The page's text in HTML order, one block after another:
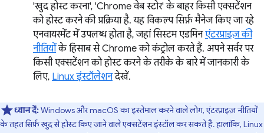
'खुद होस्ट करना', 'Chrome वेब स्टोर' के बाहर किसी एक्सटेंशन
को होस्ट करने की प्रक्रिया है. यह विकल्प सिर्फ़ मैनेज किए जा रहे
एनवायरमेंट में उपलब्ध होता है, जहां सिस्टम एडमिनएंटरप्राइज़ की
नीतियोंके हिसाब से Chrome को कंट्रोल करते हैं. अपने सर्वर पर
किसी एक्सटेंशन को होस्ट करने के तरीके के बारे में जानकारी के
लिए, Linux इंस्टॉलेशनदेखें.
ध्यान दें:Windows और macOS का इस्तेमाल करने वाले लोग, एंटरप्राइज़ नीतियों
के तहत सिर्फ़ खुद से होस्ट किए जाने वाले एक्सटेंशन इंस्टॉल कर सकते हैं. हालांकि, Linux